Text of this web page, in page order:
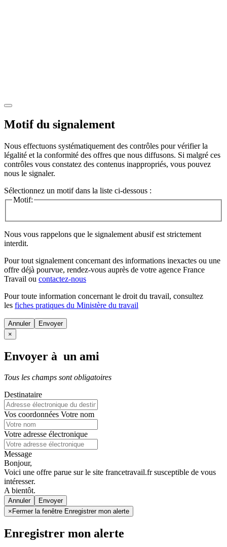
Motif du signalement
Nous effectuons systématiquement des contrôles pour vérifier la
légalité et la conformité des offres que nous diffusons. Si malgré ces
contrôles vous constatez des contenus inappropriés, vous pouvez
nous le signaler.
Sélectionnez un motif dans la liste ci-dessous :
Motif:
Nous vous rappelons que le signalement abusif est strictement
interdit.
Pour tout signalement concernant des informations inexactes ou une
offre déjà pourvue, rendez-vous auprès de votre agence France
Travail ou contactez-nous
Pour toute information concernant le droit du travail, consultez
les fiches pratiques du Ministère du travail
Annuler
×
Envoyer à un ami
Tous les champs sont obligatoires
Destinataire
Vos coordonnées Votre nom
Votre adresse électronique
Message
Bonjour,
Voici une offre parue sur le site francetravail.fr susceptible de vous
intéresser.
A bientôt.
Annuler
× Fermer la fenêtre Enregistrer mon alerte
Enregistrer mon alerte